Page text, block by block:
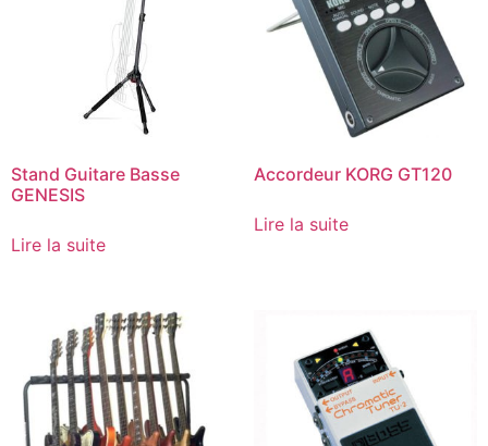
Stand Guitare Basse
GENESIS
Lire la suite
Accordeur KORG GT120
Lire la suite